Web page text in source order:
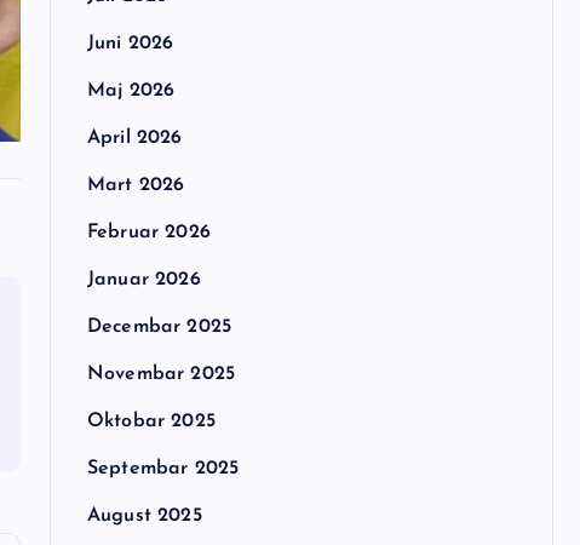
Juni 2026
Maj 2026
April 2026
Mart 2026
Februar 2026
Januar 2026
Decembar 2025
Novembar 2025
Oktobar 2025
Septembar 2025
August 2025